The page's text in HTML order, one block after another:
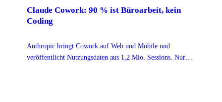
Claude Cowork: 90 % ist Büroarbeit, kein
Coding
Anthropic bringt Cowork auf Web und Mobile und
veröffentlicht Nutzungsdaten aus 1,2 Mio. Sessions. Nur